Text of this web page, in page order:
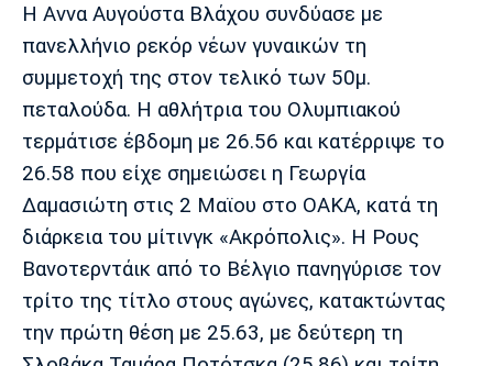
Η Αννα Αυγούστα Βλάχου συνδύασε με
πανελλήνιο ρεκόρ νέων γυναικών τη
συμμετοχή της στον τελικό των 50μ.
πεταλούδα. Η αθλήτρια του Ολυμπιακού
τερμάτισε έβδομη με 26.56 και κατέρριψε το
26.58 που είχε σημειώσει η Γεωργία
Δαμασιώτη στις 2 Μαϊου στο ΟΑΚΑ, κατά τη
διάρκεια του μίτινγκ «Ακρόπολις». Η Ρους
Βανοτερντάικ από το Βέλγιο πανηγύρισε τον
τρίτο της τίτλο στους αγώνες, κατακτώντας
την πρώτη θέση με 25.63, με δεύτερη τη